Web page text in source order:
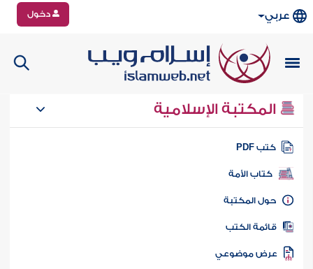
عربي دخول
المكتبة الإسلامية
كتب PDF
كتاب الأمة
المكتبة
الكتب